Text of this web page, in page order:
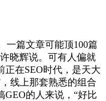
篇文章可能顶100篇
晓辉说。可有人偏就
正在SEO时代，是天大
线上那套熟悉的组合
的人来说，“好比